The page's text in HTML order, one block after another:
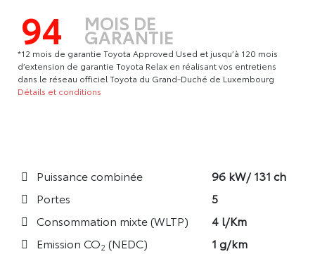
94 MOIS DE
GARANTIE
*12 mois de garantie Toyota Approved Used et jusqu’à 120 mois
d’extension de garantie Toyota Relax en réalisant vos entretiens
dans le réseau officiel Toyota du Grand-Duché de Luxembourg
Détails et conditions
Puissance combinée
96 kW/ 131 ch
Portes
5
Consommation mixte (WLTP)
4 l/Km
Emission CO2 (NEDC)
1 g/km